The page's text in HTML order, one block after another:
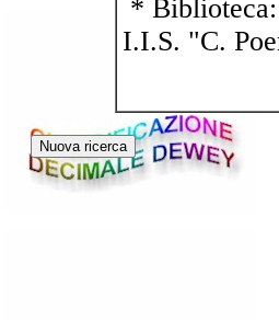
* Biblioteca:
I.I.S. "C.